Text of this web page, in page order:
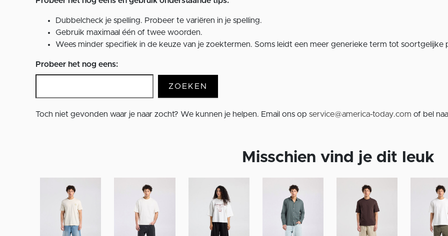
Dubbelcheck je spelling. Probeer te variëren in je spelling.
Gebruik maximaal één of twee woorden.
Wees minder specifiek in de keuze van je zoektermen. Soms leidt een meer generieke term tot soortgelijke
Probeer het nog eens:
ZOEKEN
Toch niet gevonden waar je naar zocht? We kunnen je helpen. Email ons op service@america-today.com of bel
Misschien vind je dit leuk